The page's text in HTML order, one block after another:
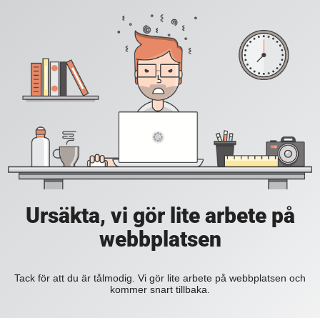
Ursäkta, vi gör lite arbete på
webbplatsen
Tack för att du är tålmodig. Vi gör lite arbete på webbplatsen och
kommer snart tillbaka.